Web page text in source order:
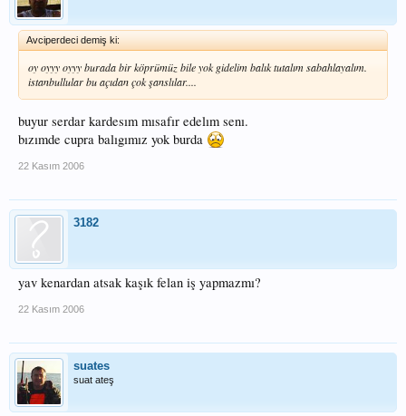
Avciperdeci demiş ki:
oy oyyy oyyy burada bir köprümüz bile yok gidelim balık tutalım sabahlayalım.
istanbullular bu açıdan çok şanslılar....
buyur serdar kardesım mısafır edelım senı.
bızımde cupra balıgımız yok burda
22 Kasım 2006
3182
yav kenardan atsak kaşık felan iş yapmazmı?
22 Kasım 2006
suates
suat ateş